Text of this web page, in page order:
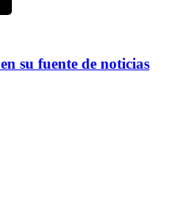
en su fuente de noticias